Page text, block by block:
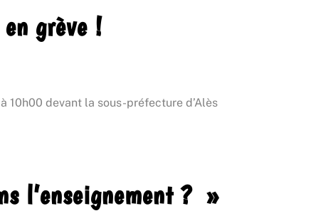
grève !
10h00 devant la sous-préfecture d’Alès
l’enseignement ? »